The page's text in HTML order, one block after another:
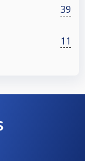
39
11